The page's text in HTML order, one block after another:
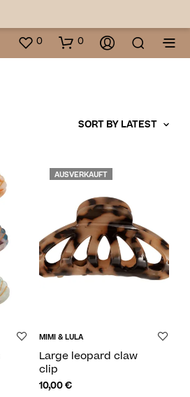
0 0
AUSVERKAUFT
MIMI & LULA
Large leopard claw
clip
10,00€